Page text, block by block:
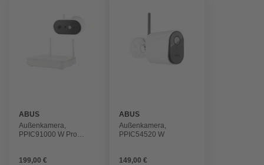
ABUS
Außenkamera,
PPIC91000 W Pro
199,00 €
ABUS
Außenkamera,
PPIC54520 W
149,00 €